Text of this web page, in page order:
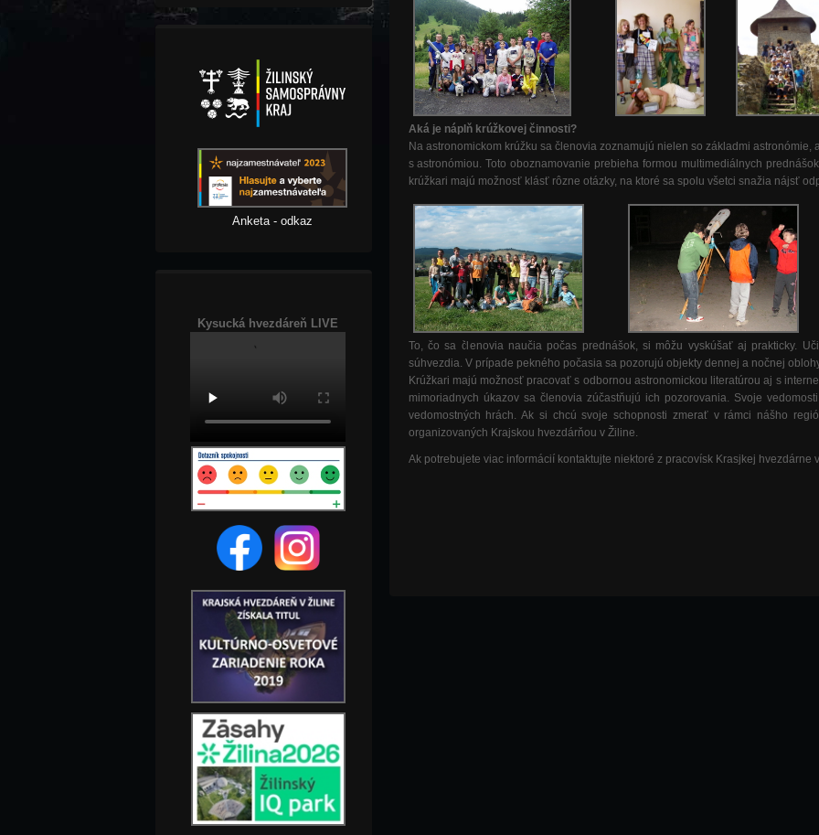
Anketa - odkaz
Kysucká hvezdáreň LIVE
Aká je náplň krúžkovej činnosti?
Na astronomickom krúžku sa členovia zoznamujú nielen so základmi
s astronómiou. Toto oboznamovanie prebieha formou multimediálnych
krúžkari majú možnosť klásť rôzne otázky, na ktoré sa spolu všetci snažia nájsť
To, čo sa členovia naučia počas prednášok, si môžu vyskúšať aj prakticky.
súhvezdia. V prípade pekného počasia sa pozorujú objekty dennej a nočnej
Krúžkari majú možnosť pracovať s odbornou astronomickou literatúrou aj s
mimoriadnych úkazov sa členovia zúčastňujú ich pozorovania. Svoje
vedomostných hrách. Ak si chcú svoje schopnosti zmerať v rámci nášho
organizovaných Krajskou hvezdárňou v Žiline.
Ak potrebujete viac informácií kontaktujte niektoré z pracovísk Krasjkej hvezdárne